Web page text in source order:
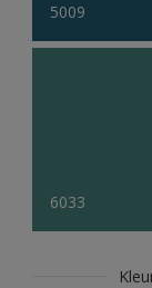
5009
6033